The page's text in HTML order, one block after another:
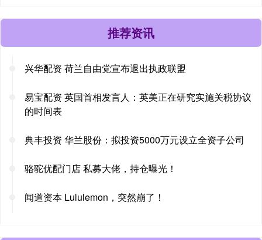
推荐资讯
兴华配资 荷兰自由党宣布退出执政联盟
易宝配资 英国首相发言人：英美正在研究实施关税协议
的时间表
典丰投资 华兰股份：拟投资5000万元设立全资子公司
骆驼优配门店 私募大佬，持仓曝光！
闻道资本 Lululemon，突然崩了！